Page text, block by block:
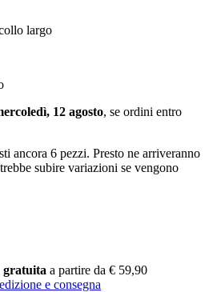
largo
12 agosto, se ordini entro
ancora 6 pezzi. Presto ne arriveranno
subire variazioni se vengono
gratuita a partire da € 59,90
e consegna